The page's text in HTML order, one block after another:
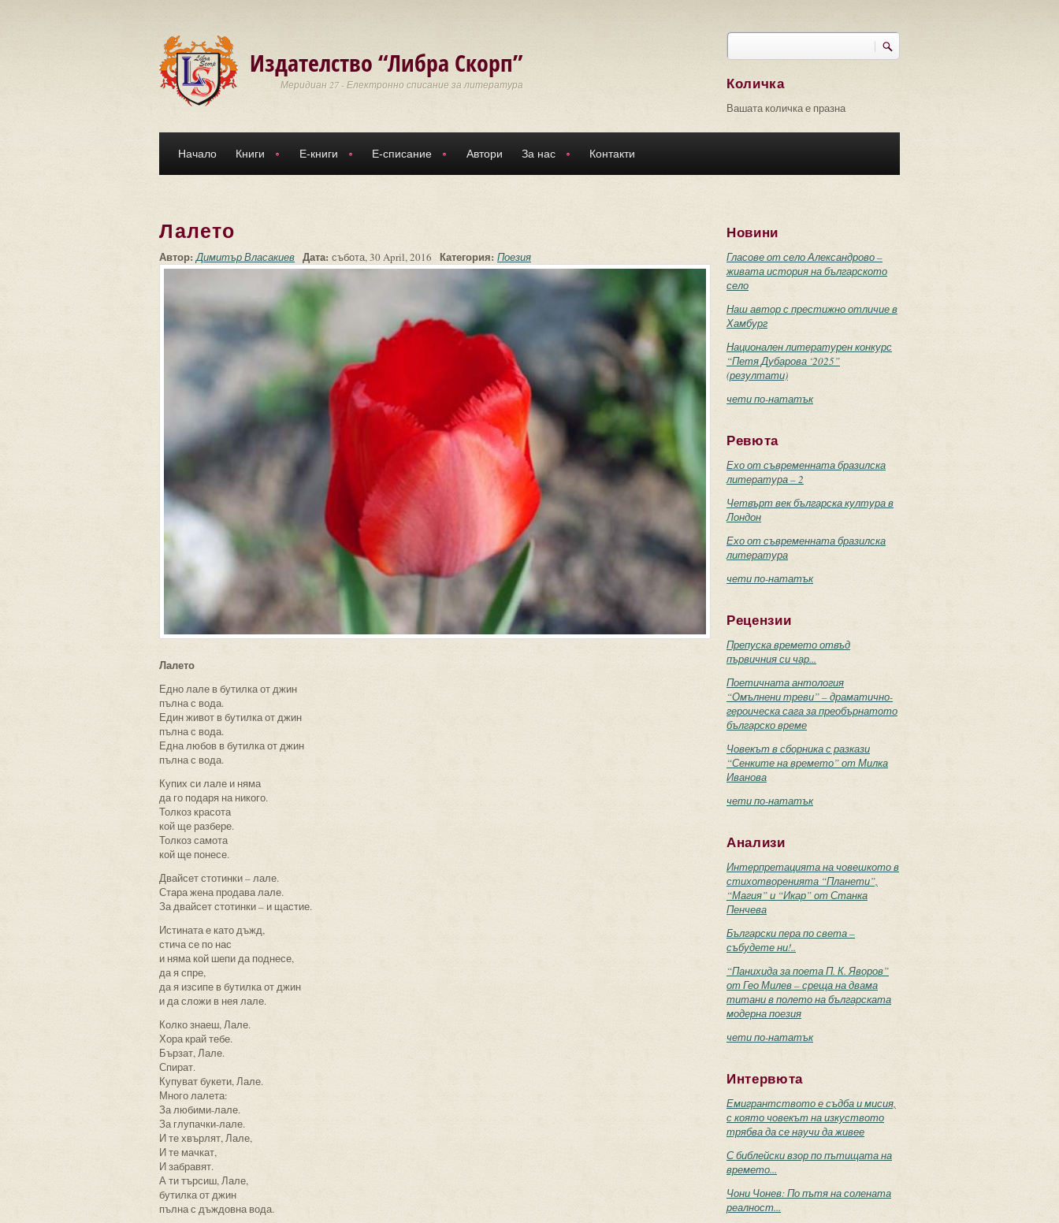
Издателство “Либра Скорп”
Меридиан 27 - Електронно списание за литература
Търси
Количка
Вашата количка е празна
Начало Книги Е-книги Е-списание Автори За нас Контакти
Лалето
Автор:Димитър Власакиев Дата: събота, 30 April, 2016 Категория: Поезия
Лалето
Едно лале в бутилка от джин
пълна с вода.
Един живот в бутилка от джин
пълна с вода.
Една любов в бутилка от джин
пълна с вода.
Купих си лале и няма
да го подаря на никого.
Толкоз красота
кой ще разбере.
Толкоз самота
кой ще понесе.
Двайсет стотинки – лале.
Стара жена продава лале.
За двайсет стотинки – и щастие.
Истината е като дъжд,
стича се по нас
и няма кой шепи да поднесе,
да я спре,
да я изсипе в бутилка от джин
и да сложи в нея лале.
Колко знаеш, Лале.
Хора край тебе.
Бързат, Лале.
Спират.
Купуват букети, Лале.
Много лалета:
За любими-лале.
За глупачки-лале.
И те хвърлят, Лале,
И те мачкат,
И забравят.
А ти търсиш, Лале,
бутилка от джин
пълна с дъждовна вода.
Новини
Гласове от село Александрово –
живата история на българското
село
Наш автор с престижно отличие в
Хамбург
Национален литературен конкурс
“Петя Дубарова ‘2025”
(резултати)
чети по-нататък
Ревюта
Ехо от съвременната бразилска
литература – 2
Четвърт век българска култура в
Лондон
Ехо от съвременната бразилска
литература
чети по-нататък
Рецензии
Препуска времето отвъд
първичния си чар...
Поетичната антология
“Омълнени треви” – драматично-
героическа сага за преобърнатото
българско време
Човекът в сборника с разкази
“Сенките на времето” от Милка
Иванова
чети по-нататък
Анализи
Интерпретацията на човешкото в
стихотворенията “Планети”,
“Магия” и “Икар” от Станка
Пенчева
Български пера по света –
събудете ни!..
“Панихида за поета П. К. Яворов”
от Гео Милев – среща на двама
титани в полето на българската
модерна поезия
чети по-нататък
Интервюта
Емигрантството е съдба и мисия,
с която човекът на изкуството
трябва да се научи да живее
С библейски взор по пътищата на
времето...
Чони Чонев: По пътя на солената
реалност...